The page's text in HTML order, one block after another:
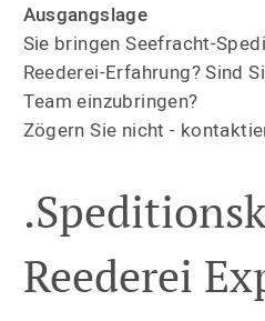
Ausgangslage
Sie bringen Seefracht-
Reederei-Erfahrung? Sind
Team einzubringen?
Zögern Sie nicht -
Reederei